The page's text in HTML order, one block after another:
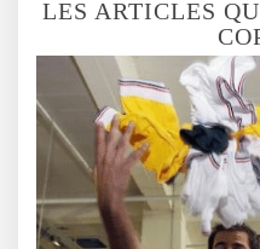
LES ARTICLES